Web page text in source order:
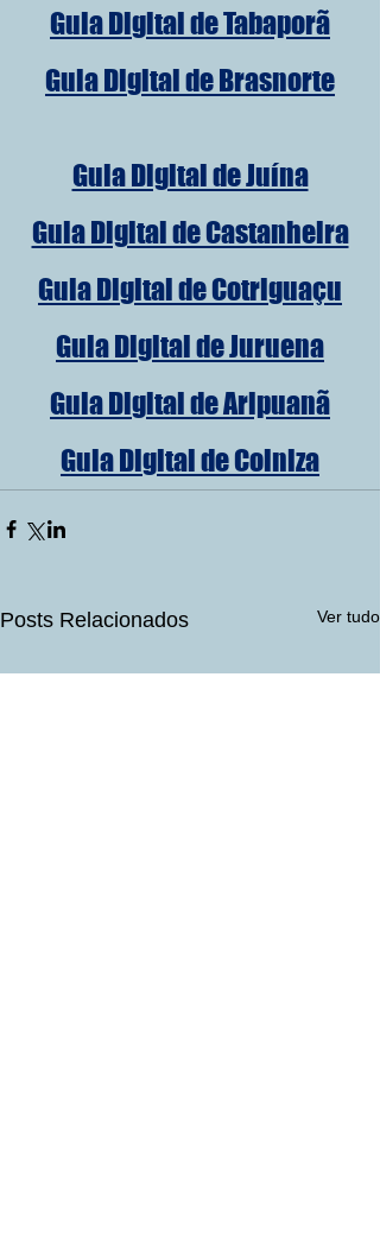
Guia Digital de Tabaporã
Guia Digital de Brasnorte
Guia Digital de Juína
Guia Digital de Castanheira
Guia Digital de Cotriguaçu
Guia Digital de Juruena
Guia Digital de Aripuanã
Guia Digital de Colniza
Posts Relacionados Ver tudo